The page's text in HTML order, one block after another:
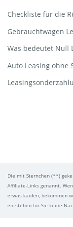
Checkliste für die
Gebrauchtwagen
Was bedeutet Null
Auto Leasing ohne
Die mit Sternchen (**)
Affiliate-Links genannt.
etwas kaufen, bekommen
entstehen für Sie keine